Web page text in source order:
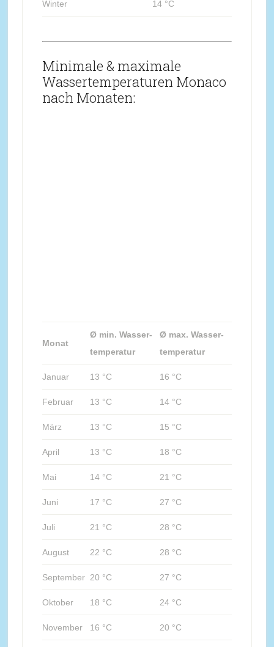
Winter 14 °C
Minimale & maximale
Wassertemperaturen Monaco
nach Monaten:
Monat
Ø min. Wasser-
temperatur
Ø max. Wasser-
temperatur
Januar 13 °C 16 °C
Februar 13 °C 14 °C
März 13 °C 15 °C
April 13 °C 18 °C
Mai 14 °C 21 °C
Juni 17 °C 27 °C
Juli 21 °C 28 °C
August 22 °C 28 °C
September 20 °C 27 °C
Oktober 18 °C 24 °C
November 16 °C 20 °C